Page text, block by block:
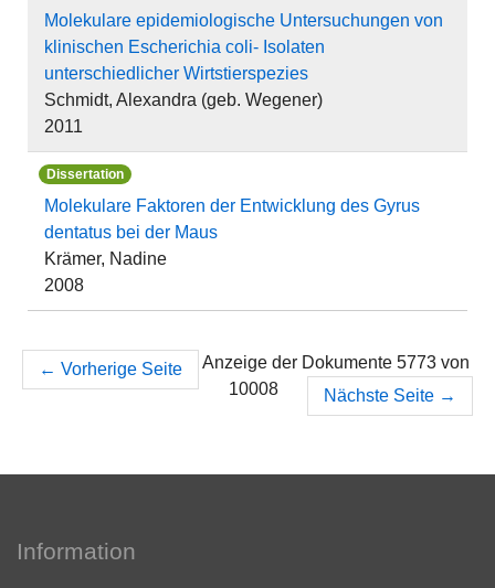
Molekulare epidemiologische Untersuchungen von
klinischen Escherichia coli- Isolaten
unterschiedlicher Wirtstierspezies
Schmidt, Alexandra (geb. Wegener)
2011
Dissertation
Molekulare Faktoren der Entwicklung des Gyrus
dentatus bei der Maus
Krämer, Nadine
2008
← Vorherige Seite
Anzeige der Dokumente 5773 von
10008
Nächste Seite →
Information